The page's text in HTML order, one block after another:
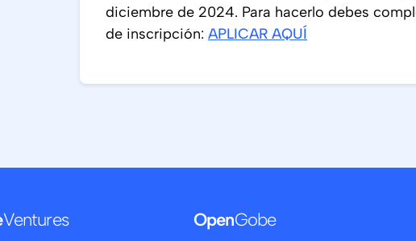
diciembre de 2024. Para hacerlo debes
de inscripción: APLICAR AQUÍ
Ventures OpenGobe